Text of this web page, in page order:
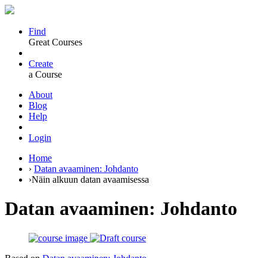
Find
Great Courses
Create
a Course
About
Blog
Help
Login
Home
› Datan avaaminen: Johdanto
›Näin alkuun datan avaamisessa
Datan avaaminen: Johdanto